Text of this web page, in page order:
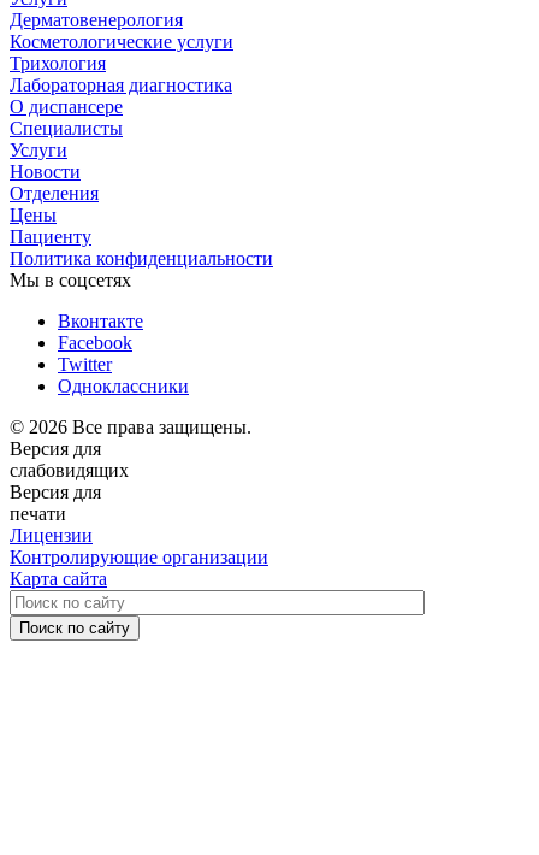
Дерматовенерология
Косметологические услуги
Трихология
Лабораторная диагностика
О диспансере
Специалисты
Услуги
Новости
Отделения
Цены
Пациенту
Политика конфиденциальности
Мы в соцсетях
Вконтакте
Facebook
Twitter
Одноклассники
© 2026 Все права защищены.
Версия для
слабовидящих
Версия для
печати
Лицензии
Контролирующие организации
Карта сайта
Поиск по сайту